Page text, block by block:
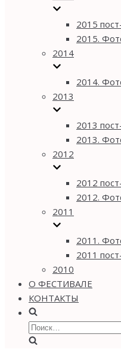
2015
2015.
2014
2014.
2013
2013
2013.
2012
2012
2012.
2011
2011.
2011
2010
О ФЕСТИВАЛЕ
КОНТАКТЫ
Найти: